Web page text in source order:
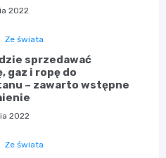
2022
Ze świata
sprzedawać
gaz i ropę do
– zawarto wstępne
2022
Ze świata